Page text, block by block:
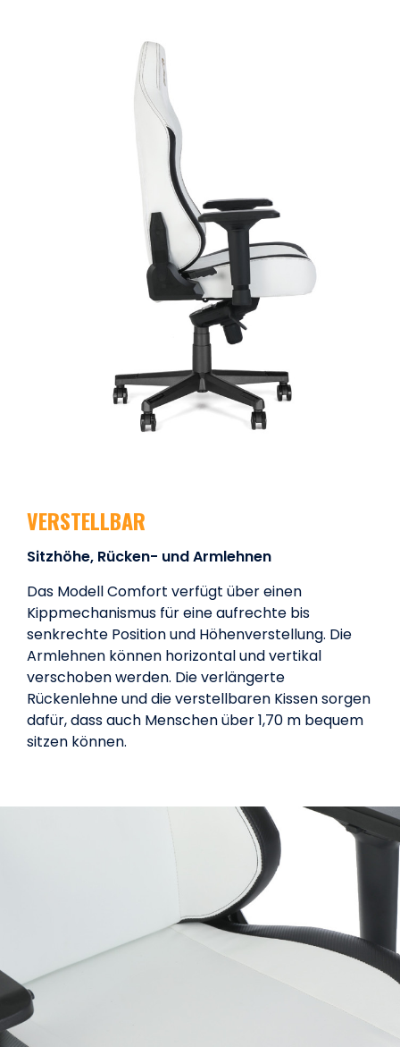
VERSTELLBAR
Sitzhöhe, Rücken- und Armlehnen
Das Modell Comfort verfügt über einen
Kippmechanismus für eine aufrechte bis
senkrechte Position und Höhenverstellung. Die
Armlehnen können horizontal und vertikal
verschoben werden. Die verlängerte
Rückenlehne und die verstellbaren Kissen sorgen
dafür, dass auch Menschen über 1,70 m bequem
sitzen können.